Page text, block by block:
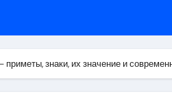
и пополнение в USDT:
данных и сетевого
приметы, знаки, их значение и